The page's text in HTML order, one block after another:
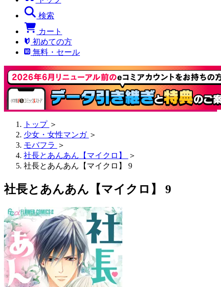
検索
カート
初めての方
無料・セール
トップ ＞
少女・女性マンガ ＞
モバフラ ＞
社長とあんあん【マイクロ】
＞
社長とあんあん【マイクロ】 9
社長とあんあん【マイクロ】 9